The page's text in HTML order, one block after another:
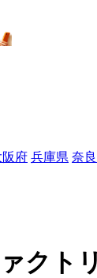
阪府 兵庫県 奈
クト